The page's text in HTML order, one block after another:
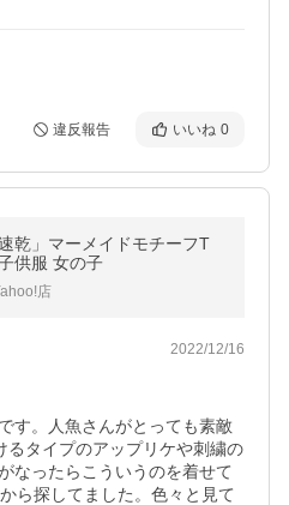
違反報告 いいね 0
乾」マーメイドモチーフT
供服 女の子
店
2022/12/16
す。人魚さんがとっても素敵
るタイプのアップリケや刺繍の
なったらこういうのを着せて
ら探してました。色々と見て